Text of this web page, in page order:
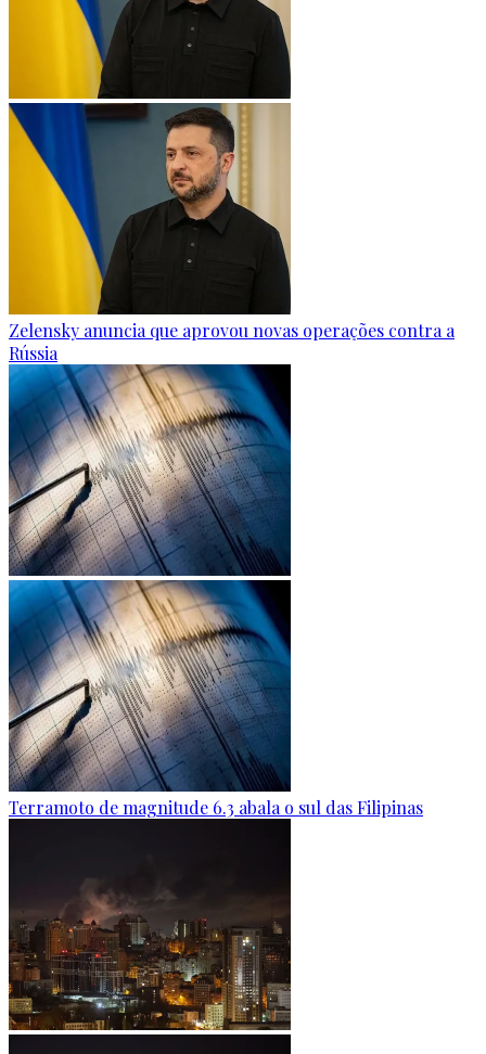
Zelensky anuncia que aprovou novas operações contra a
Rússia
Terramoto de magnitude 6.3 abala o sul das Filipinas